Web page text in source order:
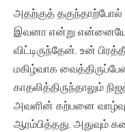
அதற்குத் தகுந்தாற்போல்
இவனா என்று என்னையே
விட்டிருந்தேன். உன்
மகிழ்வாக
காதலித்திருந்தாலும்
அவளின் கற்பனை
ஆரம்பித்தது. அதுவும்